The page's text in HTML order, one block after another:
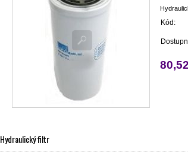
Kód:
Hydraulický filtr